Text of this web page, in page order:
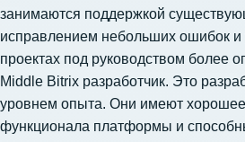
занимаются поддержкой
исправлением небольших ошибок и
проектах под руководством более
Middle Bitrix разработчик. Это
уровнем опыта. Они имеют
функционала платформы и